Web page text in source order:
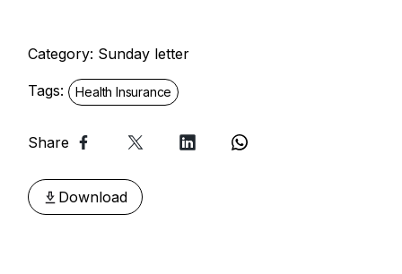
Category: Sunday letter
Tags: Health Insurance
Share
Download